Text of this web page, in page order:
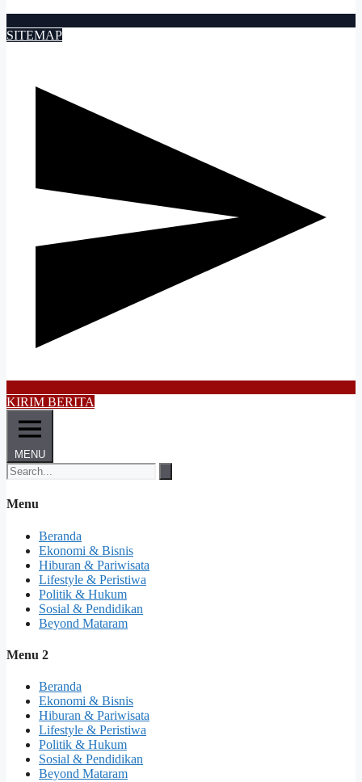
SITEMAP
KIRIM BERITA
MENU
Menu
Beranda
Ekonomi & Bisnis
Hiburan & Pariwisata
Lifestyle & Peristiwa
Politik & Hukum
Sosial & Pendidikan
Beyond Mataram
Menu 2
Beranda
Ekonomi & Bisnis
Hiburan & Pariwisata
Lifestyle & Peristiwa
Politik & Hukum
Sosial & Pendidikan
Beyond Mataram